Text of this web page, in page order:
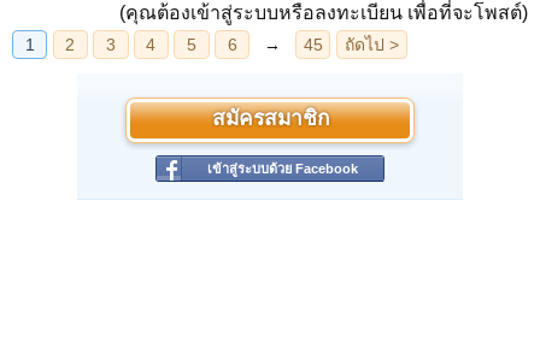
(คุณต้องเข้าสู่ระบบหรือลงทะเบียน เพื่อที่จะโพสต์)
สมัครสมาชิก
เข้าสู่ระบบด้วย Facebook